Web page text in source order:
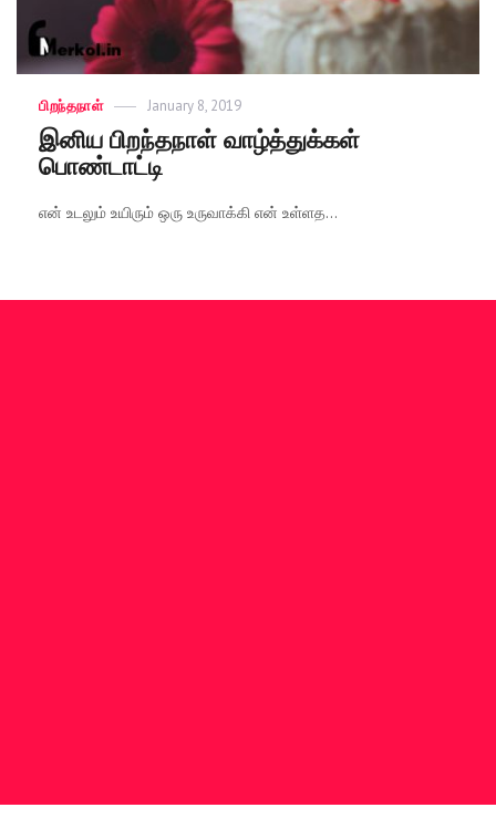
Categories
பிறந்தநாள்
Posted
on
January 8, 2019
இனிய பிறந்தநாள் வாழ்த்துக்கள்
பொண்டாட்டி
என் உடலும் உயிரும் ஒரு உருவாக்கி என் உள்ளத...